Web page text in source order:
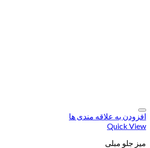
افزودن به علاقه مندی ها
Quick View
میز جلو مبلی